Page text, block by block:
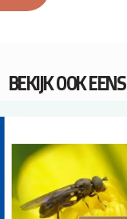
BEKIJK OOK EENS